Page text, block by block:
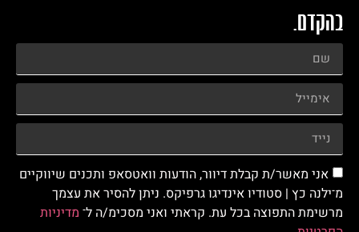
בהקדם.
אני מאשר/ת קבלת דיוור, הודעות וואטסאפ ותכנים שיווקיים
מ־ילנה כץ | סטודיו אינדיגו גרפיקס. ניתן להסיר את עצמך
מרשימת התפוצה בכל עת. קראתי ואני מסכימ/ה ל־ מדיניות